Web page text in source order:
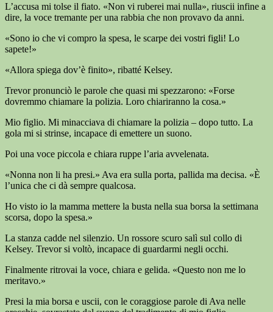
L’accusa mi tolse il fiato. «Non vi ruberei mai nulla», riuscii infine a
dire, la voce tremante per una rabbia che non provavo da anni.
«Sono io che vi compro la spesa, le scarpe dei vostri figli! Lo
sapete!»
«Allora spiega dov’è finito», ribatté Kelsey.
Trevor pronunciò le parole che quasi mi spezzarono: «Forse
dovremmo chiamare la polizia. Loro chiariranno la cosa.»
Mio figlio. Mi minacciava di chiamare la polizia – dopo tutto. La
gola mi si strinse, incapace di emettere un suono.
Poi una voce piccola e chiara ruppe l’aria avvelenata.
«Nonna non li ha presi.» Ava era sulla porta, pallida ma decisa. «È
l’unica che ci dà sempre qualcosa.
Ho visto io la mamma mettere la busta nella sua borsa la settimana
scorsa, dopo la spesa.»
La stanza cadde nel silenzio. Un rossore scuro salì sul collo di
Kelsey. Trevor si voltò, incapace di guardarmi negli occhi.
Finalmente ritrovai la voce, chiara e gelida. «Questo non me lo
meritavo.»
Presi la mia borsa e uscii, con le coraggiose parole di Ava nelle